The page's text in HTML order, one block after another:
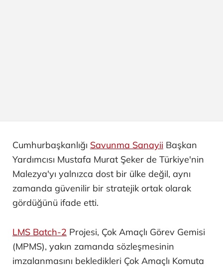
Cumhurbaşkanlığı Savunma Sanayii Başkan
Yardımcısı Mustafa Murat Şeker de Türkiye'nin
Malezya'yı yalnızca dost bir ülke değil, aynı
zamanda güvenilir bir stratejik ortak olarak
gördüğünü ifade etti.
LMS Batch-2 Projesi, Çok Amaçlı Görev Gemisi
(MPMS), yakın zamanda sözleşmesinin
imzalanmasını bekledikleri Çok Amaçlı Komuta